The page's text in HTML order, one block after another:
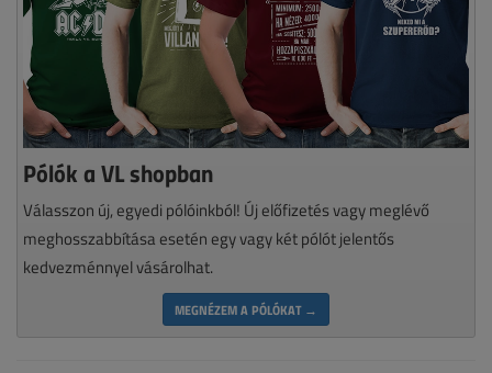
Pólók a VL shopban
Válasszon új, egyedi pólóinkból! Új előfizetés vagy meglévő
meghosszabbítása esetén egy vagy két pólót jelentős
kedvezménnyel vásárolhat.
MEGNÉZEM A PÓLÓKAT →